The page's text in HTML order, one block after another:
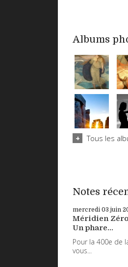
Albums
Tous les
Notes
mercredi 03 juin
Méridien
Un phare...
Pour la 400e de
vous...